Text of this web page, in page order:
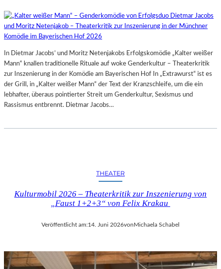
In Dietmar Jacobs’ und Moritz Netenjakobs Erfolgskomödie „Kalter weißer
Mann“ knallen traditionelle Rituale auf woke Genderkultur – Theaterkritik
zur Inszenierung in der Komödie am Bayerischen Hof In „Extrawurst“ ist es
der Grill, in „Kalter weißer Mann“ der Text der Kranzschleife, um die ein
lebhafter, überaus pointierter Streit um Genderkultur, Sexismus und
Rassismus entbrennt. Dietmar Jacobs…
THEATER
Kulturmobil 2026 – Theaterkritik zur Inszenierung von
„Faust 1+2+3“ von Felix Krakau
Veröffentlicht am:14. Juni 2026vonMichaela Schabel